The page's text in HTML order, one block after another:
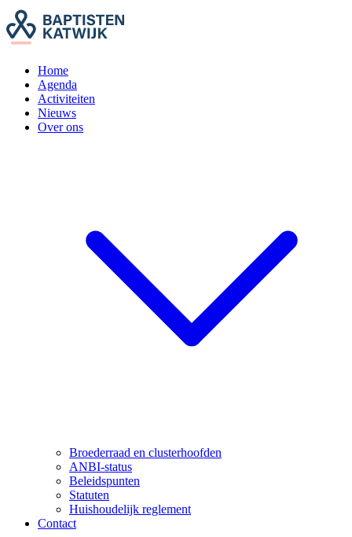
Home
Agenda
Activiteiten
Nieuws
Over ons
Broederraad en clusterhoofden
ANBI-status
Beleidspunten
Statuten
Huishoudelijk reglement
Contact